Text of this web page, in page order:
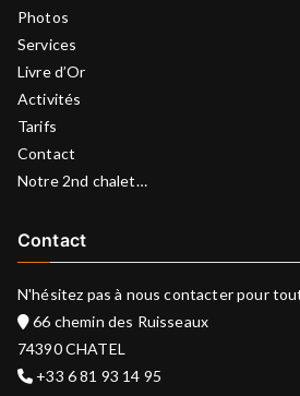
Photos
Services
Livre d’Or
Activités
Tarifs
Contact
Notre 2nd chalet…
Contact
N'hésitez pas à nous contacter pour
66 chemin des Ruisseaux
74390 CHATEL
+33 6 81 93 14 95